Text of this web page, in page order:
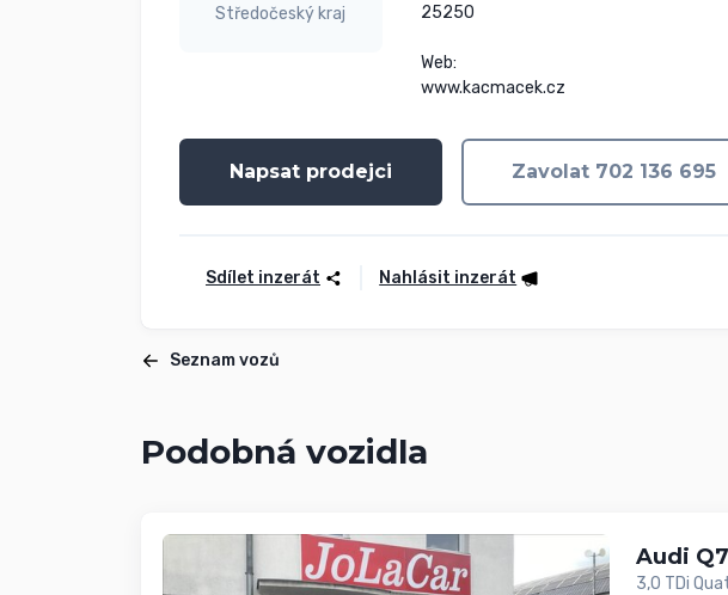
Středočeský kraj
25250
Web:
www.kacmacek.cz
Napsat prodejci Zavolat 702 136 695
Sdílet inzerát Nahlásit inzerát
Seznam vozů
Podobná vozidla
Audi Q7
3,0 TDi